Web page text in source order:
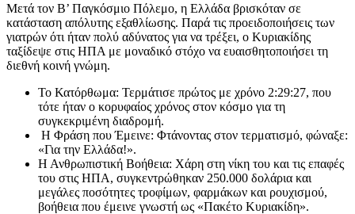
Μετά τον Β’ Παγκόσμιο Πόλεμο, η Ελλάδα βρισκόταν σε
κατάσταση απόλυτης εξαθλίωσης. Παρά τις προειδοποιήσεις των
γιατρών ότι ήταν πολύ αδύνατος για να τρέξει, ο Κυριακίδης
ταξίδεψε στις ΗΠΑ με μοναδικό στόχο να ευαισθητοποιήσει τη
διεθνή κοινή γνώμη.
Το Κατόρθωμα: Τερμάτισε πρώτος με χρόνο 2:29:27, που
τότε ήταν ο κορυφαίος χρόνος στον κόσμο για τη
συγκεκριμένη διαδρομή.
Η Φράση που Έμεινε: Φτάνοντας στον τερματισμό, φώναξε:
«Για την Ελλάδα!».
Η Ανθρωπιστική Βοήθεια: Χάρη στη νίκη του και τις επαφές
του στις ΗΠΑ, συγκεντρώθηκαν 250.000 δολάρια και
μεγάλες ποσότητες τροφίμων, φαρμάκων και ρουχισμού,
βοήθεια που έμεινε γνωστή ως «Πακέτο Κυριακίδη».